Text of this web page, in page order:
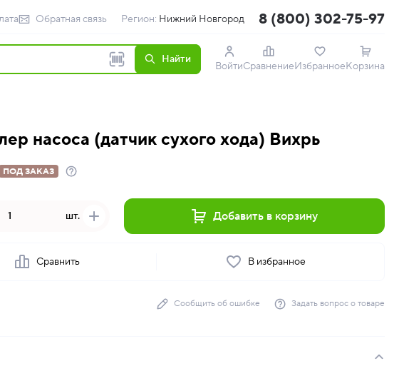
Обратная связь Регион: Нижний Новгород 8 (800) 302-75-97
Найти
ВойтиСравнениеИзбранноеКорзина
насоса (датчик сухого хода) Вихрь
ПОД ЗАКАЗ
шт. Добавить в корзину
Сравнить В избранное
Сообщить об ошибке Задать вопрос о товаре